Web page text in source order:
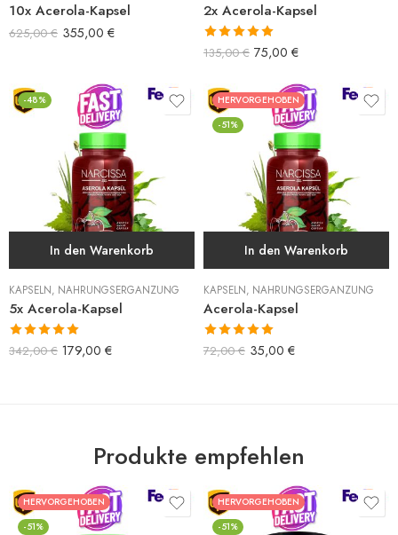
10x Acerola-Kapsel
625,00€ 355,00 €
2x Acerola-Kapsel
Bewertet mit
135,00€ 75,00 €
-48%
In den Warenkorb
KAPSELN, NAHRUNGSERGÄNZUNG
5x Acerola-Kapsel
Bewertet mit
342,00€ 179,00 €
HERVORGEHOBEN
-51%
In den Warenkorb
KAPSELN, NAHRUNGSERGÄNZUNG
Acerola-Kapsel
Bewertet mit
72,00€ 35,00 €
Produkte empfehlen
HERVORGEHOBEN
-51%
HERVORGEHOBEN
-51%